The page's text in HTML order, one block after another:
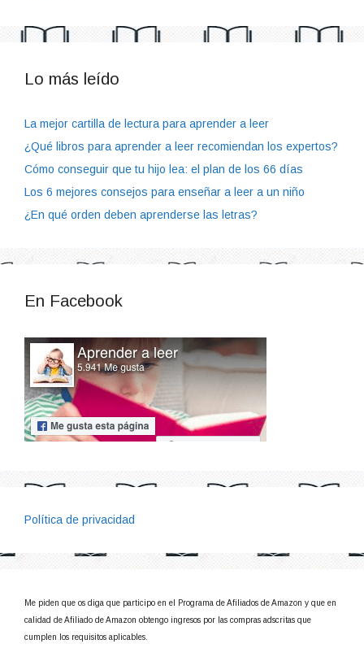
Lo más leído
La mejor cartilla de lectura para aprender a leer
¿Qué libros para aprender a leer recomiendan los expertos?
Cómo conseguir que tu hijo lea: el plan de los 66 días
Los 6 mejores consejos para enseñar a leer a un niño
¿En qué orden deben aprenderse las letras?
En Facebook
Política de privacidad
Me piden que os diga que participo en el Programa de Afiliados de Amazon y que en
calidad de Afiliado de Amazon obtengo ingresos por las compras adscritas que
cumplen los requisitos aplicables.